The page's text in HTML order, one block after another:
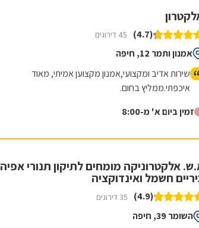
(4.7) 45 דירוגים
אמנון ותמר 12, חיפה
שירות אדיב ומקצועי,אמנון מקצוען אמיתי, מאוד
איכפתי.ממליץ בחום.
זמין ביום א' מ-8:00
אלקטרוניקה מומחים לתיקון תנורי אפיה
חשמל ואינדוקציה
(4.9) 35 דירוגים
השומר 39, חיפה